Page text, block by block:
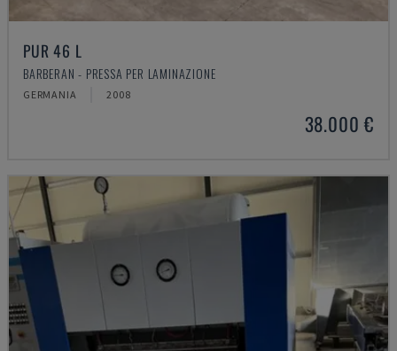
PUR 46 L
BARBERAN - PRESSA PER LAMINAZIONE
GERMANIA 2008
38.000 €